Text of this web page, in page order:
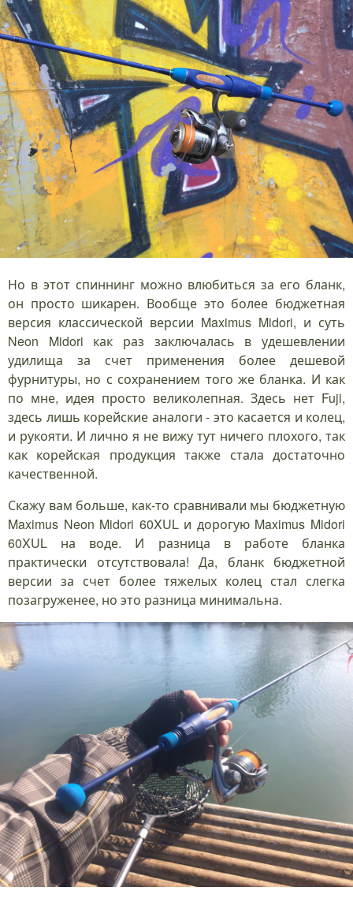
Но в этот спиннинг можно влюбиться за его бланк,
он просто шикарен. Вообще это более бюджетная
версия классической версии Maximus Midori, и суть
Neon Midori как раз заключалась в удешевлении
удилища за счет применения более дешевой
фурнитуры, но с сохранением того же бланка. И как
по мне, идея просто великолепная. Здесь нет Fuji,
здесь лишь корейские аналоги - это касается и колец,
и рукояти. И лично я не вижу тут ничего плохого, так
как корейская продукция также стала достаточно
качественной.
Скажу вам больше, как-то сравнивали мы бюджетную
Maximus Neon Midori 60XUL и дорогую Maximus Midori
60XUL на воде. И разница в работе бланка
практически отсутствовала! Да, бланк бюджетной
версии за счет более тяжелых колец стал слегка
позагруженее, но это разница минимальна.